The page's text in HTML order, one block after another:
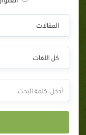
المقالات
كل اللغات